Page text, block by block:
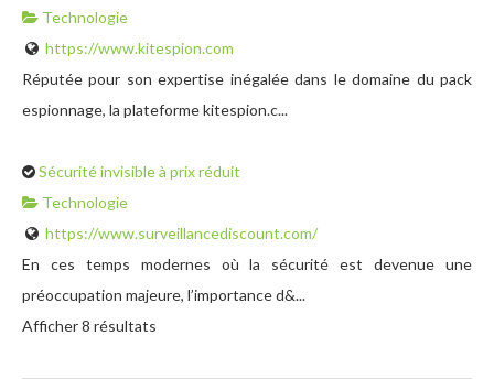
Technologie
https://www.kitespion.com
Réputée pour son expertise inégalée dans le domaine du pack
espionnage, la plateforme kitespion.c...
Sécurité invisible à prix réduit
Technologie
https://www.surveillancediscount.com/
En ces temps modernes où la sécurité est devenue une
préoccupation majeure, l’importance d&...
Afficher 8 résultats